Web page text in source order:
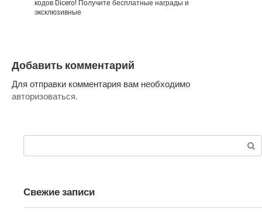
кодов Dicero! Получите бесплатные награды и
эксклюзивные
Добавить комментарий
Для отправки комментария вам необходимо
авторизоваться.
Свежие записи